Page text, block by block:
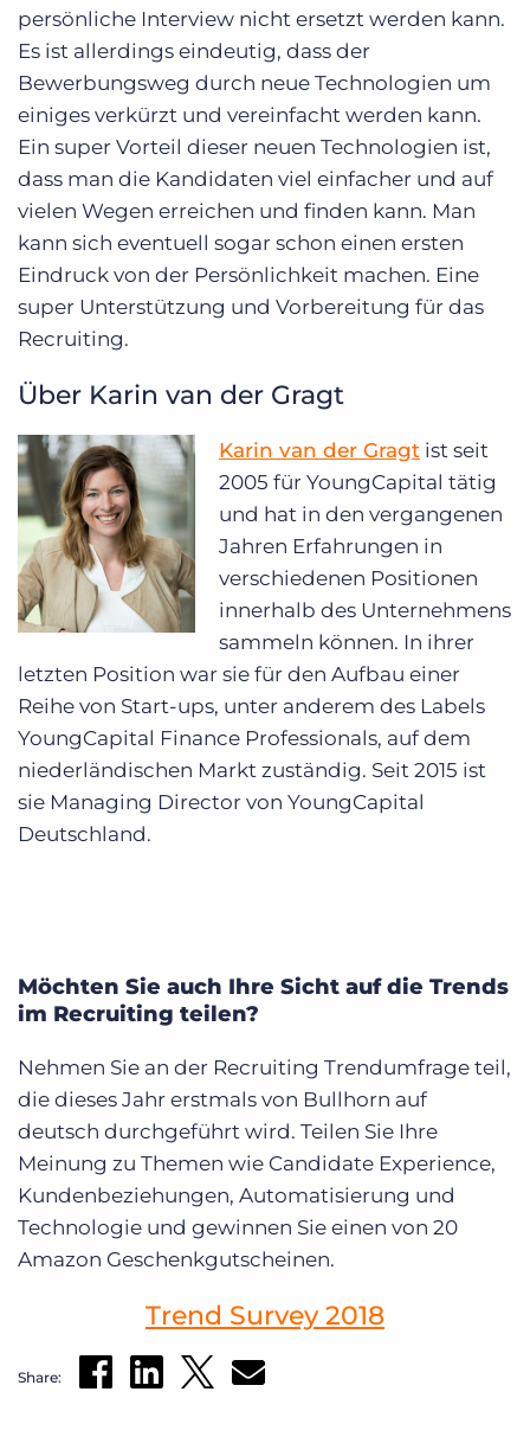
persönliche Interview nicht ersetzt werden kann.
Es ist allerdings eindeutig, dass der
Bewerbungsweg durch neue Technologien um
einiges verkürzt und vereinfacht werden kann.
Ein super Vorteil dieser neuen Technologien ist,
dass man die Kandidaten viel einfacher und auf
vielen Wegen erreichen und finden kann. Man
kann sich eventuell sogar schon einen ersten
Eindruck von der Persönlichkeit machen. Eine
super Unterstützung und Vorbereitung für das
Recruiting.
Über Karin van der Gragt
Karin van der Gragt ist seit
2005 für YoungCapital tätig
und hat in den vergangenen
Jahren Erfahrungen in
verschiedenen Positionen
innerhalb des Unternehmens
sammeln können. In ihrer
letzten Position war sie für den Aufbau einer
Reihe von Start-ups, unter anderem des Labels
YoungCapital Finance Professionals, auf dem
niederländischen Markt zuständig. Seit 2015 ist
sie Managing Director von YoungCapital
Deutschland.
Möchten Sie auch Ihre Sicht auf die Trends
im Recruiting teilen?
Nehmen Sie an der Recruiting Trendumfrage teil,
die dieses Jahr erstmals von Bullhorn auf
deutsch durchgeführt wird. Teilen Sie Ihre
Meinung zu Themen wie Candidate Experience,
Kundenbeziehungen, Automatisierung und
Technologie und gewinnen Sie einen von 20
Amazon Geschenkgutscheinen.
Trend Survey 2018
Share: